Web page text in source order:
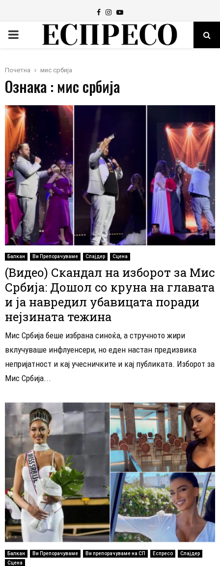
Facebook
Instagram
Youtube
PRIMARY
Почетна мис србија
Ознака : мис србија
Балкан Ви Препорачуваме Слајдер Сцена
(Видео) Скандал на изборот за Мис
Србија: Дошол со круна на главата
и ја навредил убавицата поради
нејзината тежина
Мис Србија беше избрана синоќа, а стручното жири
вклучуваше инфлуенсери, но еден настан предизвика
непријатност и кај учесничките и кај публиката. Изборот за
Мис Србија...
Балкан Ви Препорачуваме Ви препорачуваме на СП Еспресо
Слајдер
Сцена